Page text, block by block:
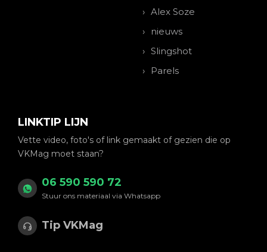
Alex Soze
nieuws
Slingshot
Parels
LINKTIP LIJN
Vette video, foto's of link gemaakt of gezien die op
VKMag moet staan?
06 590 590 72
Stuur ons materiaal via Whatsapp
Tip VKMag